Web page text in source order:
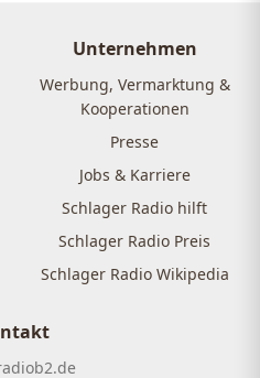
Unternehmen
Werbung, Vermarktung &
Kooperationen
Presse
Jobs & Karriere
Schlager Radio hilft
Schlager Radio Preis
Schlager Radio Wikipedia